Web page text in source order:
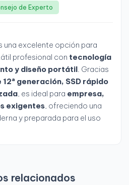
de Experto
una excelente opción para
profesional con tecnología
y diseño portátil. Gracias
generación, SSD rápido
, es ideal para empresa,
exigentes, ofreciendo una
y preparada para el uso
relacionados